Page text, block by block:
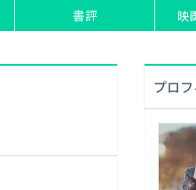
書評 映
プロ